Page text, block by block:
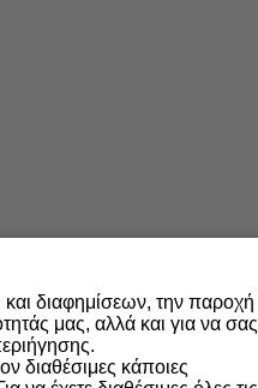
διαφημίσεων, την παροχή
μας, αλλά και για να σας
διαθέσιμες κάποιες